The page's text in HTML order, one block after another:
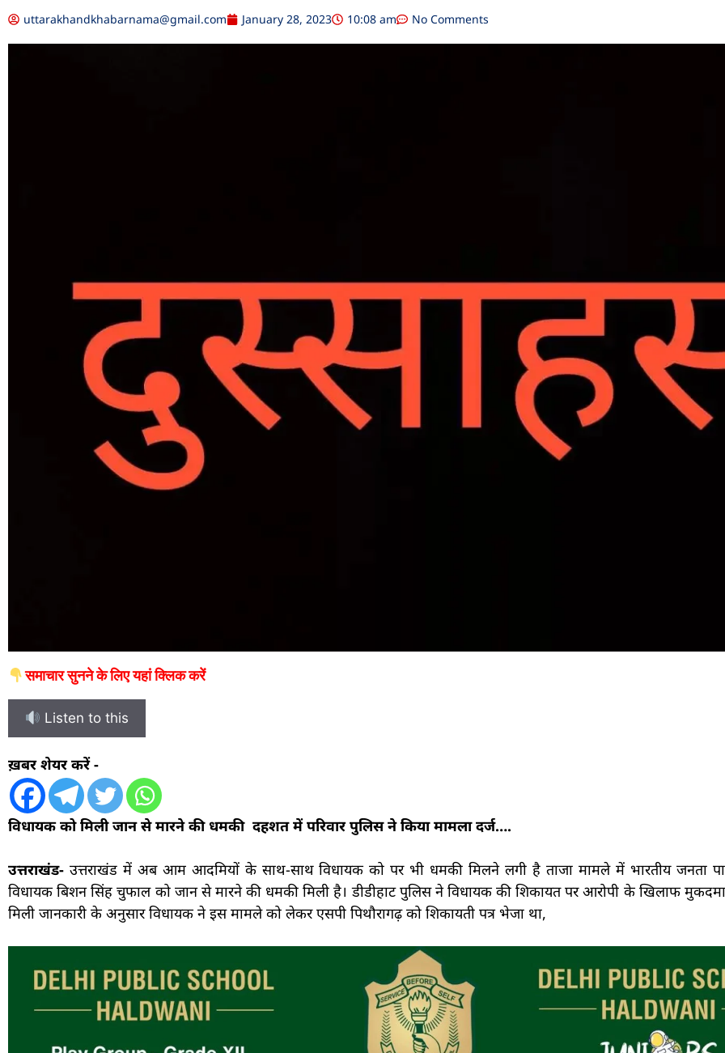
uttarakhandkhabarnama@gmail.com January 28, 2023 10:08 am No Comments
समाचार सुनने के लिए यहां क्लिक करें
Listen to this
ख़बर शेयर करें -
विधायक को मिली जान से मारने की धमकी दहशत में परिवार पुलिस ने किया मामला दर्ज….
उत्तराखंड- उत्तराखंड में अब आम आदमियों के साथ-साथ विधायक को पर भी धमकी मिलने लगी है ताजा मामले में भारतीय जनता
विधायक बिशन सिंह चुफाल को जान से मारने की धमकी मिली है। डीडीहाट पुलिस ने विधायक की शिकायत पर आरोपी के खिलाफ मुकदमा
मिली जानकारी के अनुसार विधायक ने इस मामले को लेकर एसपी पिथौरागढ़ को शिकायती पत्र भेजा था,